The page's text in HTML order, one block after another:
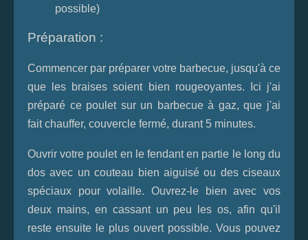
possible)
Préparation :
Commencer par préparer votre barbecue, jusqu'à ce
que les braises soient bien rougeoyantes. Ici j'ai
préparé ce poulet sur un barbecue à gaz, que j'ai
fait chauffer, couvercle fermé, durant 5 minutes.
Ouvrir votre poulet en le fendant en partie le long du
dos avec un couteau bien aiguisé ou des ciseaux
spéciaux pour volaille. Ouvrez-le bien avec vos
deux mains, en cassant un peu les os, afin qu'il
reste ensuite le plus ouvert possible. Vous pouvez